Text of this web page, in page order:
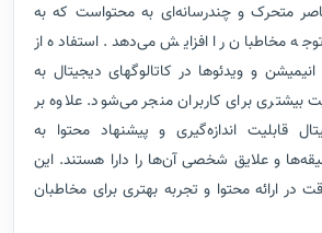
متحرک و چندرسانه‌ای به محتواست که به
مخاطبان را افزایش می‌دهد. استفاده از
انیمیشن و ویدئوها در کاتالوگهای دیجیتال به
بیشتری برای کاربران منجر می‌شود. علاوه بر
قابلیت اندازه‌گیری و پیشنهاد محتوا به
و علایق شخصی آن‌ها را دارا هستند. این
در ارائه محتوا و تجربه بهتری برای مخاطبان